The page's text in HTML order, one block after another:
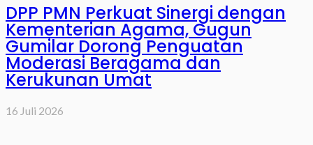
DPP PMN Perkuat Sinergi dengan
Kementerian Agama, Gugun
Gumilar Dorong Penguatan
Moderasi Beragama dan
Kerukunan Umat
16 Juli 2026